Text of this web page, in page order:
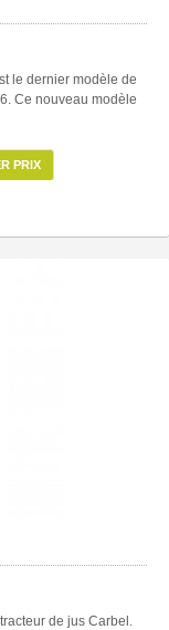
le dernier modèle de
Ce nouveau modèle
PRIX
de jus Carbel.